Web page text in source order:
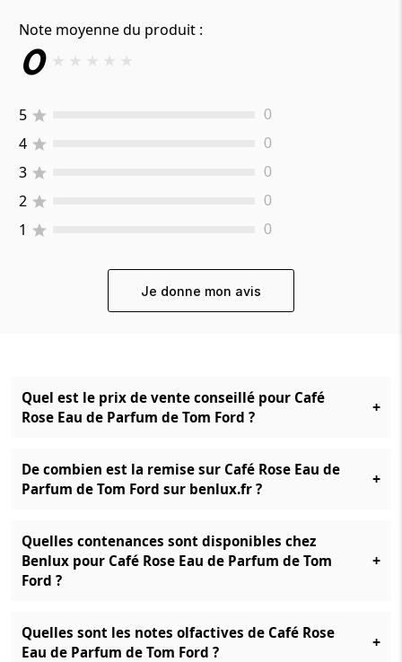
Note moyenne du produit :
0 ★ ★ ★ ★ ★
5 0
4 0
3 0
2 0
1 0
Je donne mon avis
Quel est le prix de vente conseillé pour Café
Rose Eau de Parfum de Tom Ford ?
+
De combien est la remise sur Café Rose Eau de
Parfum de Tom Ford sur benlux.fr ?
+
Quelles contenances sont disponibles chez
Benlux pour Café Rose Eau de Parfum de Tom
Ford ?
+
Quelles sont les notes olfactives de Café Rose
Eau de Parfum de Tom Ford ?
+